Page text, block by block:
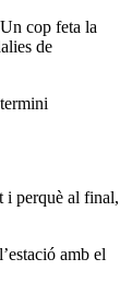
cop feta la
de
i perquè al final,
amb el